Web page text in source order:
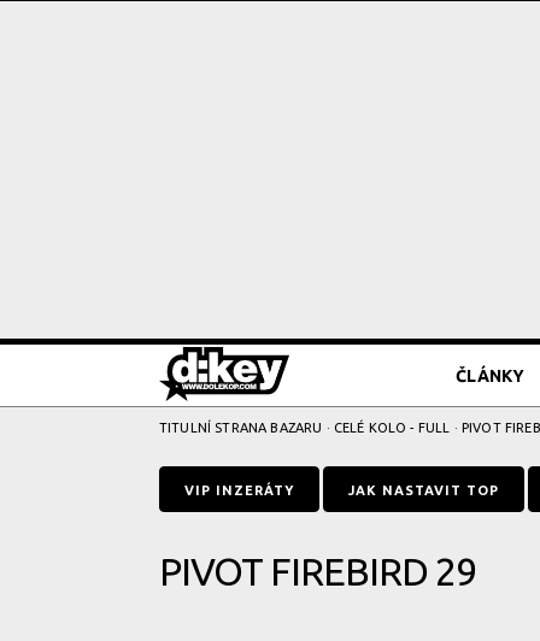
ČLÁNKY
TITULNÍ STRANA BAZARU · CELÉ KOLO - FULL · PIVOT
VIP INZERÁTY JAK NASTAVIT TOP
PIVOT FIREBIRD 29